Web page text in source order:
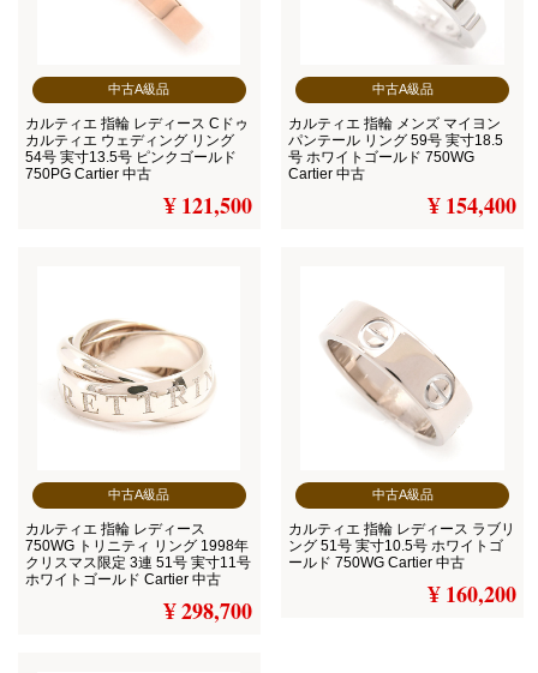
中古A級品
カルティエ 指輪 レディース Cドゥ
カルティエ ウェディング リング
54号 実寸13.5号 ピンクゴールド
750PG Cartier 中古
¥ 121,500
中古A級品
カルティエ 指輪 メンズ マイヨン
パンテール リング 59号 実寸18.5
号 ホワイトゴールド 750WG
Cartier 中古
¥ 154,400
中古A級品
カルティエ 指輪 レディース
750WG トリニティ リング 1998年
クリスマス限定 3連 51号 実寸11号
ホワイトゴールド Cartier 中古
¥ 298,700
中古A級品
カルティエ 指輪 レディース ラブリ
ング 51号 実寸10.5号 ホワイトゴ
ールド 750WG Cartier 中古
¥ 160,200